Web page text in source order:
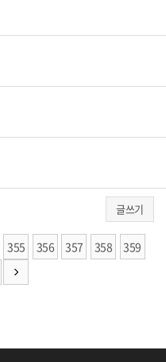
글쓰기
355 356 357 358
359